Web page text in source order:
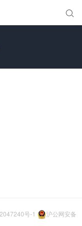

号-1
沪公网安备